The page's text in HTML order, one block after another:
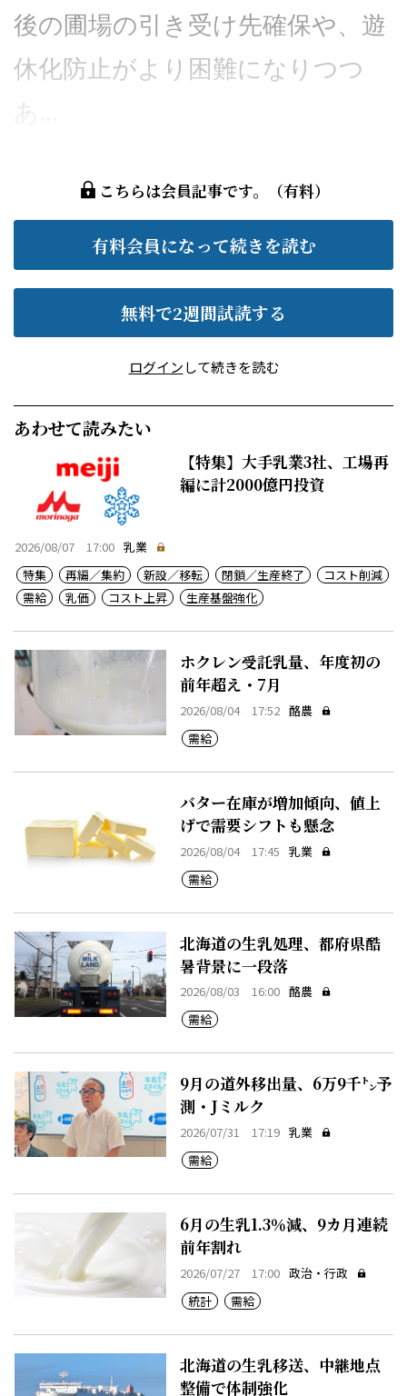
後の圃場の引き受け先確保や、遊
休化防止がより困難になりつつ
あ...
こちらは会員記事です。（有料）
有料会員になって続きを読む
無料で2週間試読する
ログインして続きを読む
あわせて読みたい
【特集】大手乳業3社、工場再
編に計2000億円投資
2026/08/07 17:00 乳業
特集
再編／集約 新設／移転 閉鎖／生産終了
コスト削減
需給
乳価 コスト上昇 生産基盤強化
ホクレン受託乳量、年度初の
前年超え・7月
2026/08/04 17:52 酪農
需給
バター在庫が増加傾向、値上
げで需要シフトも懸念
2026/08/04 17:45 乳業
需給
北海道の生乳処理、都府県酷
暑背景に一段落
2026/08/03 16:00 酪農
需給
9月の道外移出量、6万9千㌧予
測・Jミルク
2026/07/31 17:19 乳業
需給
6月の生乳1.3％減、9カ月連続
前年割れ
2026/07/27 17:00 政治・行政
統計
需給
北海道の生乳移送、中継地点
整備で体制強化